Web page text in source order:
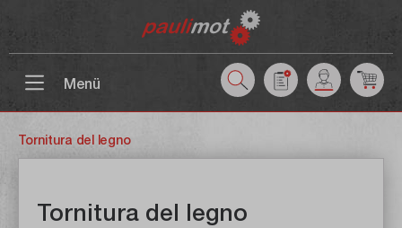
Menü
Tornitura del legno
Tornitura del legno